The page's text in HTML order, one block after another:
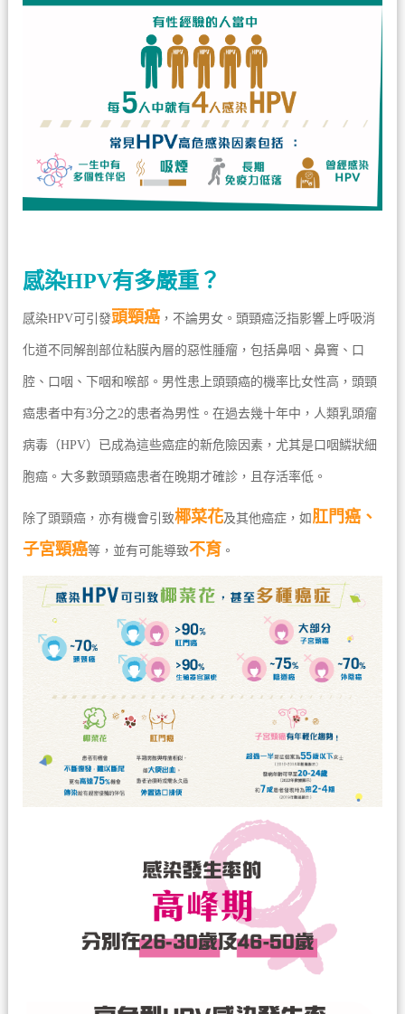
感染HPV有多嚴重？
感染HPV可引發頭頸癌，不論男女。頭頸癌泛指影響上呼吸消
化道不同解剖部位粘膜內層的惡性腫瘤，包括鼻咽、鼻竇、口
腔、口咽、下咽和喉部。男性患上頭頸癌的機率比女性高，頭頸
癌患者中有3分之2的患者為男性。在過去幾十年中，人類乳頭瘤
病毒（HPV）已成為這些癌症的新危險因素，尤其是口咽鱗狀細
胞癌。大多數頭頸癌患者在晚期才確診，且存活率低。
除了頭頸癌，亦有機會引致椰菜花及其他癌症，如 肛門癌、
子宮頸癌等，並有可能導致不育 。